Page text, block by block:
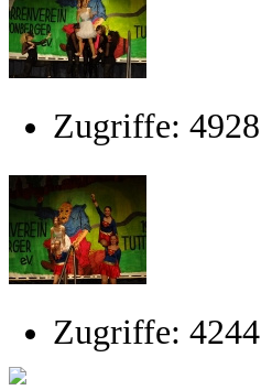
Zugriffe: 4928
Zugriffe: 4244